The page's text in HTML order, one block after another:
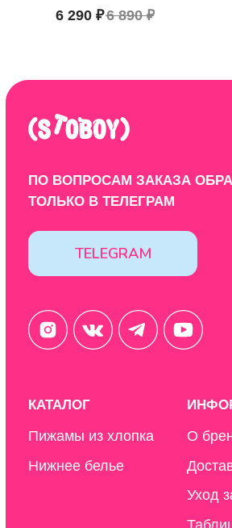
6 290 ₽6 890 ₽
© 2020-2025 StoboyShop. Все права защищены